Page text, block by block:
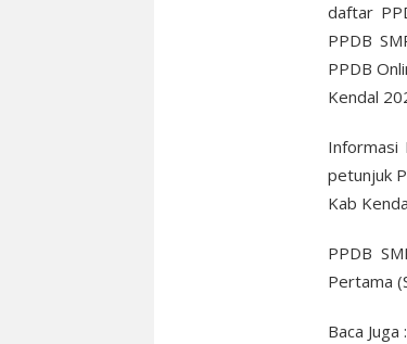
daftar
PPDB
PPDB
Kendal
Informasi
petunjuk
Kab
PPDB
Pertama
Baca Juga :